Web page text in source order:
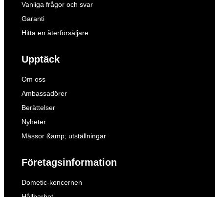
Vanliga frågor och svar
Garanti
Hitta en återförsäljare
Upptäck
Om oss
Ambassadörer
Berättelser
Nyheter
Mässor &amp; utställningar
Företagsinformation
Dometic-koncernen